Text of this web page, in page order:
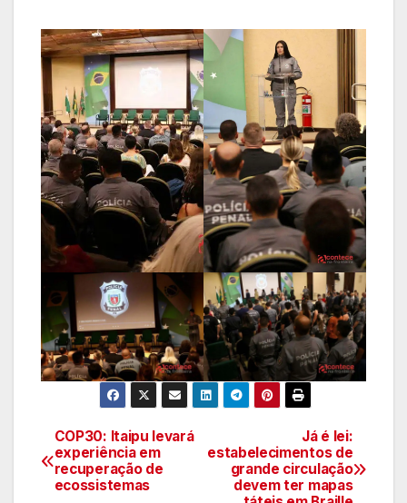
Navegação
de
Já é lei:
estabelecimentos de
grande circulação
devem ter mapas
COP30: Itaipu levará
experiência em
recuperação de
ecossistemas